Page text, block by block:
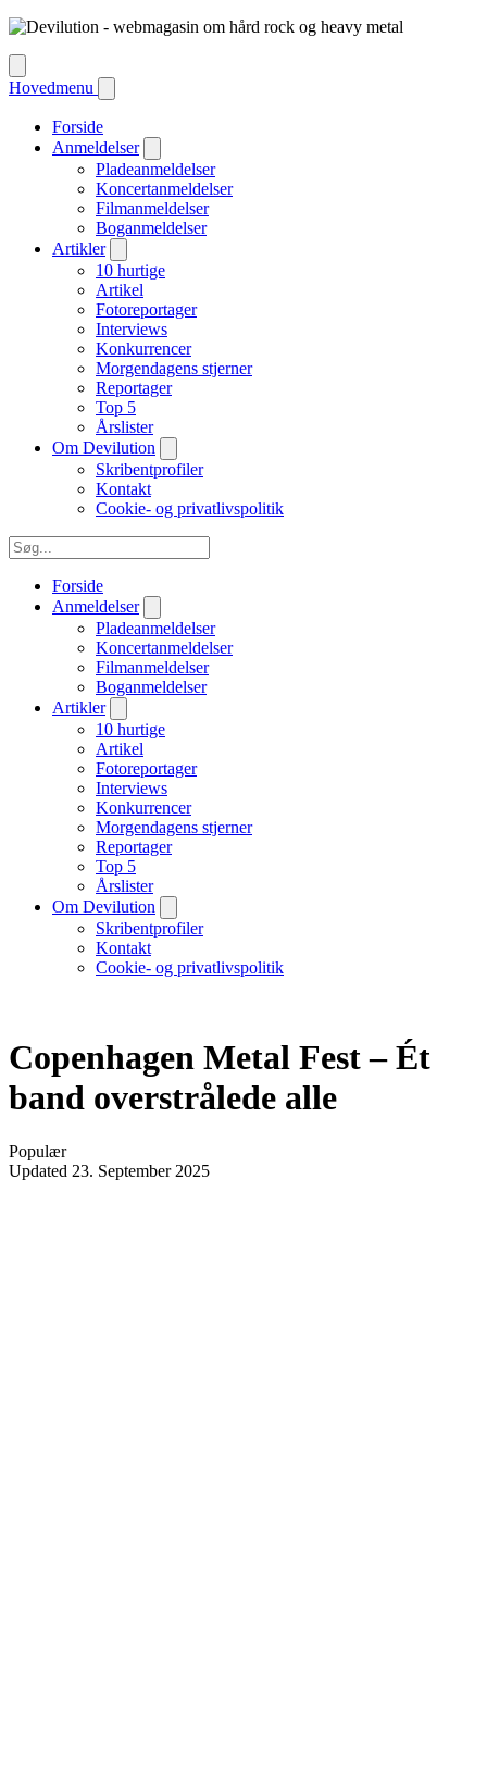
Hovedmenu
Forside
Anmeldelser
Pladeanmeldelser
Koncertanmeldelser
Filmanmeldelser
Boganmeldelser
Artikler
10 hurtige
Artikel
Fotoreportager
Interviews
Konkurrencer
Morgendagens stjerner
Reportager
Top 5
Årslister
Om Devilution
Skribentprofiler
Kontakt
Cookie- og privatlivspolitik
Forside
Anmeldelser
Pladeanmeldelser
Koncertanmeldelser
Filmanmeldelser
Boganmeldelser
Artikler
10 hurtige
Artikel
Fotoreportager
Interviews
Konkurrencer
Morgendagens stjerner
Reportager
Top 5
Årslister
Om Devilution
Skribentprofiler
Kontakt
Cookie- og privatlivspolitik
Copenhagen Metal Fest – Ét
band overstrålede alle
Populær
Updated 23. September 2025